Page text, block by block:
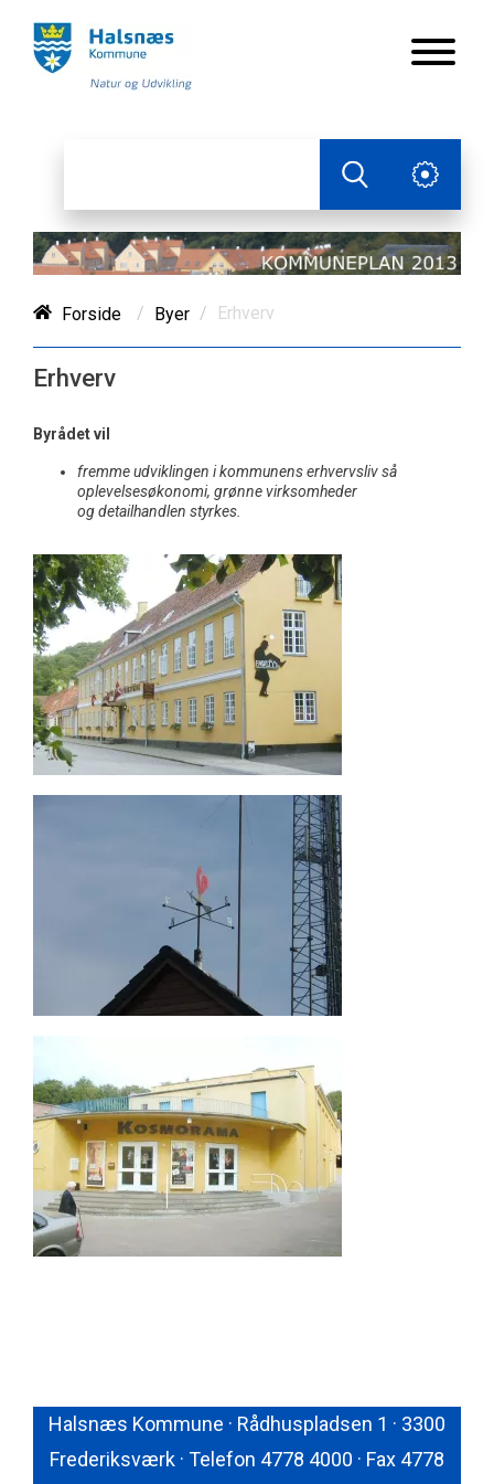
Forside / Byer / Erhverv
Erhverv
Byrådet vil
fremme udviklingen i kommunens erhvervsliv så
oplevelsesøkonomi, grønne virksomheder
ogdetailhandlen styrkes.
Halsnæs Kommune · Rådhuspladsen 1 · 3300
Frederiksværk · Telefon 4778 4000 · Fax 4778